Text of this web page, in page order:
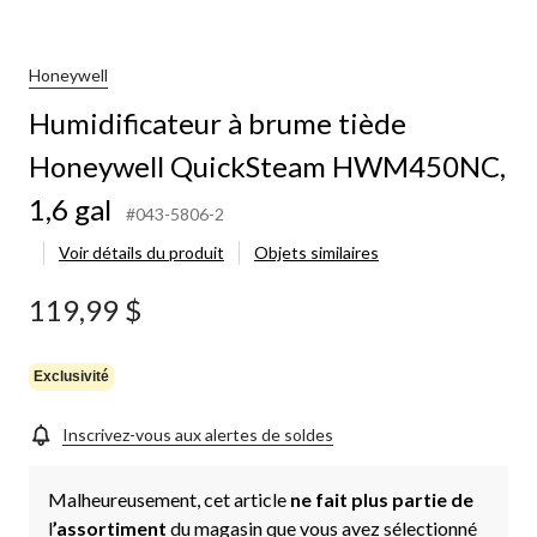
Honeywell
Humidificateur à brume tiède
Honeywell QuickSteam HWM450NC,
1,6 gal
#043-5806-2
Voir détails du produit
Objets similaires
119,99 $
Exclusivité
Inscrivez-vous aux alertes de soldes
Malheureusement, cet article ne fait plus partie de
l’assortiment du magasin que vous avez sélectionné